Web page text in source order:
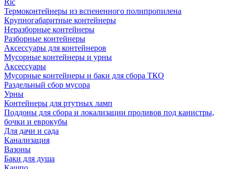
Ric
Термоконтейнеры из вспененного полипропилена
Крупногабаритные контейнеры
Неразборные контейнеры
Разборные контейнеры
Аксессуары для контейнеров
Мусорные контейнеры и урны
Аксессуары
Мусорные контейнеры и баки для сбора ТКО
Раздельный сбор мусора
Урны
Контейнеры для ртутных ламп
Поддоны для сбора и локализации проливов под канистры,
бочки и еврокубы
Для дачи и сада
Канализация
Вазоны
Баки для душа